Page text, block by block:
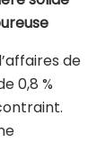
de
0,8 %